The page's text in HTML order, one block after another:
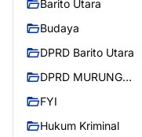
Barito Utara
Budaya
DPRD Barito Utara
DPRD MURUNG
FYI
Hukum Kriminal